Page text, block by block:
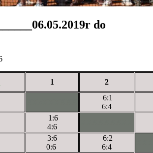
do
1 2
6:1
6:4
1:6
4:6
3:6
0:6
6:2
6:4